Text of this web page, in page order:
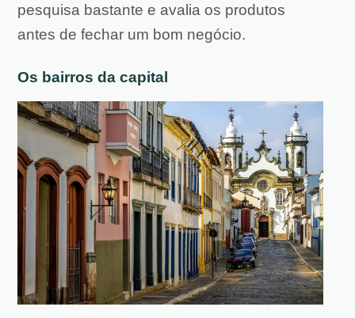
pesquisa bastante e avalia os produtos
antes de fechar um bom negócio.
Os bairros da capital